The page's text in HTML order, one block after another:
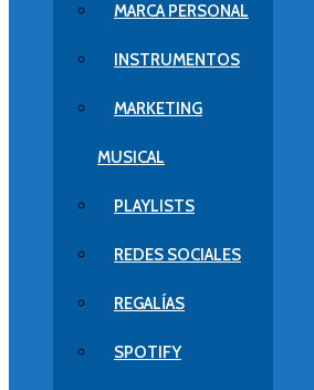
MARCA PERSONAL
INSTRUMENTOS
MARKETING
MUSICAL
PLAYLISTS
REDES SOCIALES
REGALÍAS
SPOTIFY